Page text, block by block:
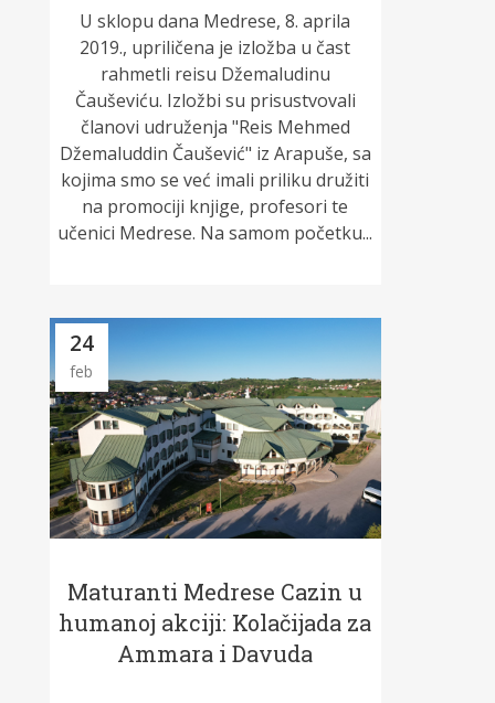
U sklopu dana Medrese, 8. aprila
2019., upriličena je izložba u čast
rahmetli reisu Džemaludinu
Čauševiću. Izložbi su prisustvovali
članovi udruženja "Reis Mehmed
Džemaluddin Čaušević" iz Arapuše, sa
kojima smo se već imali priliku družiti
na promociji knjige, profesori te
učenici Medrese. Na samom početku...
24
feb
Maturanti Medrese Cazin u
humanoj akciji: Kolačijada za
Ammara i Davuda